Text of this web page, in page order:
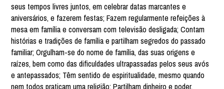
seus tempos livres juntos, em celebrar datas marcantes e
aniversários, e fazerem festas; Fazem regularmente refeições à
mesa em família e conversam com televisão desligada; Contam
histórias e tradições de família e partilham segredos do passado
familiar; Orgulham-se do nome de família, das suas origens e
raízes, bem como das dificuldades ultrapassadas pelos seus avós
e antepassados; Têm sentido de espiritualidade, mesmo quando
nem todos praticam uma religião; Partilham dinheiro e poder,